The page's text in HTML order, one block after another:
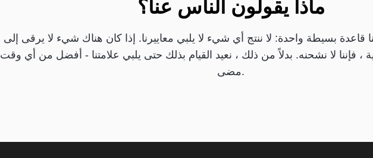
ماذا يقولون الناس عنا؟
بسيطة واحدة: لا ننتج أي شيء لا يلبي معاييرنا. إذا كان هناك شيء لا يرقى إلى
، فإننا لا نشحنه. بدلاً من ذلك ، نعيد القيام بذلك حتى يلبي علامتنا - أفضل من أي وقت
مضى.